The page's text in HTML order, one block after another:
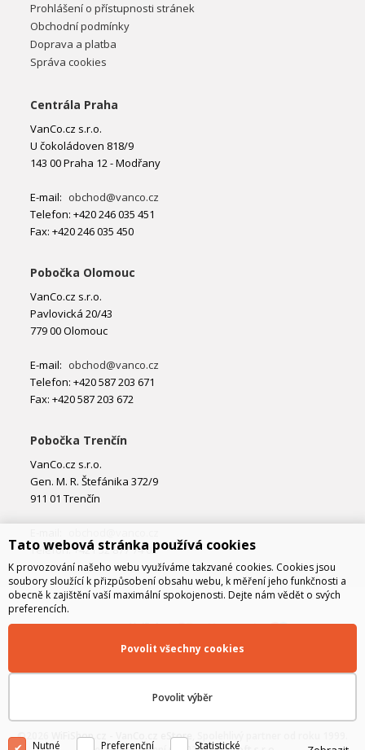
Prohlášení o přístupnosti stránek
Obchodní podmínky
Doprava a platba
Správa cookies
Centrála Praha
VanCo.cz s.r.o.
U čokoládoven 818/9
143 00 Praha 12 - Modřany
E-mail: obchod@vanco.cz
Telefon: +420 246 035 451
Fax: +420 246 035 450
Pobočka Olomouc
VanCo.cz s.r.o.
Pavlovická 20/43
779 00 Olomouc
E-mail: obchod@vanco.cz
Telefon: +420 587 203 671
Fax: +420 587 203 672
Pobočka Trenčín
VanCo.cz s.r.o.
Gen. M. R. Štefánika 372/9
911 01 Trenčín
Telefon: +421 32 877 74 02
©2026 WiFiShop.cz - VanCo.cz eStore
Tato webová stránka používá cookies
K provozování našeho webu využíváme takzvané cookies. Cookies jsou
soubory sloužící k přizpůsobení obsahu webu, k měření jeho funkčnosti a
obecně k zajištění vaší maximální spokojenosti. Dejte nám vědět o svých
preferencích.
Povolit výběr
Povolit všechny cookies
Nutné Preferenční Statistické